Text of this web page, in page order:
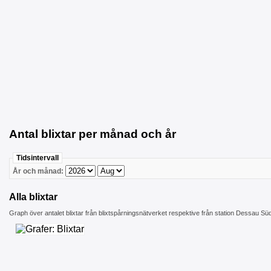
Antal blixtar per månad och år
Tidsintervall
År och månad:
Alla blixtar
Graph över antalet blixtar från blixtspårningsnätverket respektive från station Dessau